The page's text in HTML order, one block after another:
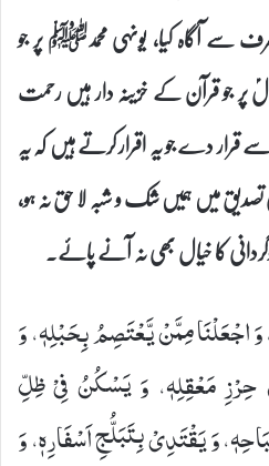
کیا، یونہی محمدﷺ پر جو
جو قرآن کے خزینہ دار ہیں رحمت
قرار دے جو یہ اقرار کرتے ہیں کہ یہ
میں ہمیں شک و شبہ لا حق نہ ہو،
کا خیال بھی نہ آنے پائے۔
اجْعَلْنَا مِمَّنْ یَّعْتَصِمُ بِحَبْلِهٖ، وَ
حِرْزِ مَعْقِلِهٖ، وَ یَسْكُنُ فِیْ ظِلِّ
وَ یَقْتَدِیْ بِتَبَلُّجِ اَسْفَارِهٖ، وَ